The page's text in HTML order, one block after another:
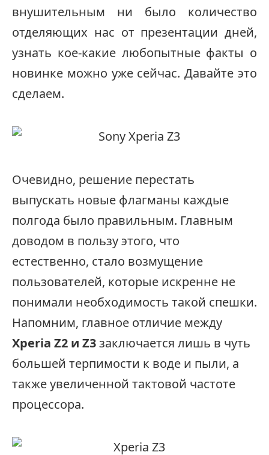
внушительным ни было количество
отделяющих нас от презентации дней,
узнать кое-какие любопытные факты о
новинке можно уже сейчас. Давайте это
сделаем.
Очевидно, решение перестать
выпускать новые флагманы каждые
полгода было правильным. Главным
доводом в пользу этого, что
естественно, стало возмущение
пользователей, которые искренне не
понимали необходимость такой спешки.
Напомним, главное отличие между
Xperia Z2 и Z3заключается лишь в чуть
большей терпимости к воде и пыли, а
также увеличенной тактовой частоте
процессора.